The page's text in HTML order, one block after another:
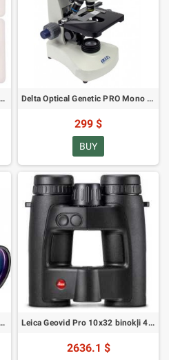
ZWO 2" LRGB filtru komplekts (SKU: ZWO LRGB2) Delta Optical Genetic PRO Mono 40-1000x mikroskops (SKU: DO-3400)
299 $
BUY
Orion Apex 90 mm Maksutova-Kasegrēna teleskops (09820) Leica Geovid Pro 10x32 binokļi 40810
2636.1 $